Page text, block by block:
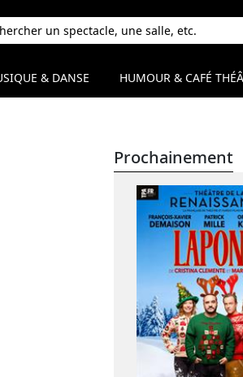
& DANSE HUMOUR & CAFÉ
Prochainement